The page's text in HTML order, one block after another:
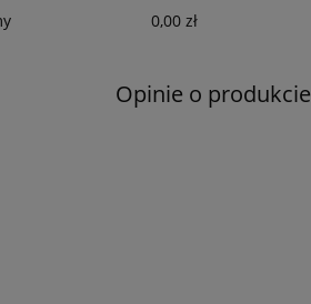
0,00 zł
Opinie o